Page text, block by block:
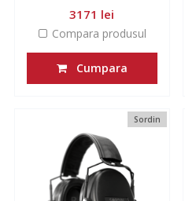
3171 lei
Compara produsul
Cumpara
Sordin